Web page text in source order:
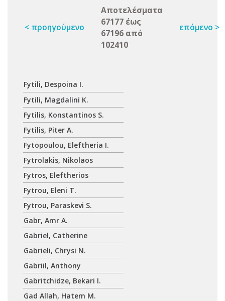
< προηγούμενο
Αποτελέσματα
67177 έως
67196 από
102410
επόμενο >
Fytili, Despoina I.
Fytili, Magdalini K.
Fytilis, Konstantinos S.
Fytilis, Piter A.
Fytopoulou, Eleftheria I.
Fytrolakis, Nikolaos
Fytros, Eleftherios
Fytrou, Eleni T.
Fytrou, Paraskevi S.
Gabr, Amr A.
Gabriel, Catherine
Gabrieli, Chrysi N.
Gabriil, Anthony
Gabritchidze, Bekari I.
Gad Allah, Hatem M.